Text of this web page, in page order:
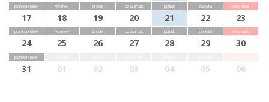
poniedziałek
17
wtorek
18
środa
19
czwartek
20
piątek
21
sobota
22
niedziela
23
poniedziałek
24
wtorek
25
środa
26
czwartek
27
piątek
28
sobota
29
niedziela
30
poniedziałek
31 01 02 03 04 05 06